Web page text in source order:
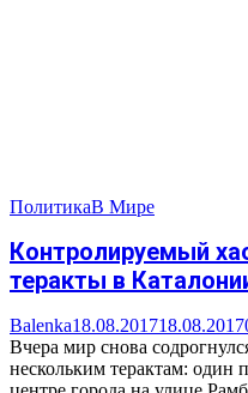
ПолитикаВ Мире
Контролируемый
теракты в
Balenka18.08.201718.08.2017
Вчера мир снова
нескольким терактам: один